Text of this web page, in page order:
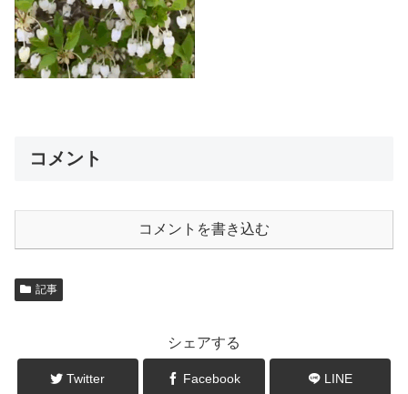
コメント
コメントを書き込む
記事
シェアする
Twitter Facebook LINE